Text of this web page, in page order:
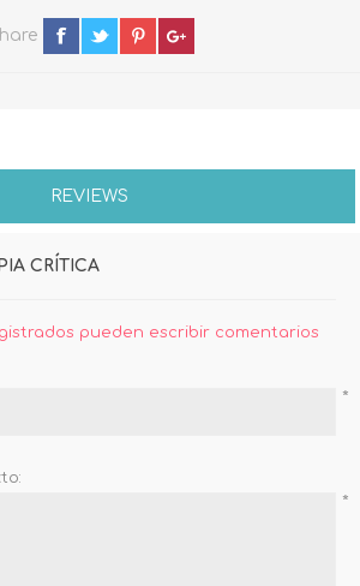
REVIEWS
CRÍTICA
pueden escribir comentarios
*
*